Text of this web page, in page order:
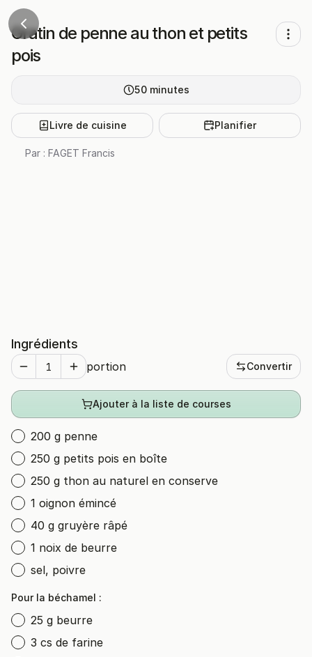
Gratin de penne au thon et petits
pois
50 minutes
Livre de cuisine Planifier
Par : FAGET Francis
Ingrédients
portion Convertir
Ajouter à la liste de courses
200 g penne
250 g petits pois en boîte
250 g thon au naturel en conserve
1 oignon émincé
40 g gruyère râpé
1 noix de beurre
sel, poivre
Pour la béchamel :
25 g beurre
3 cs de farine